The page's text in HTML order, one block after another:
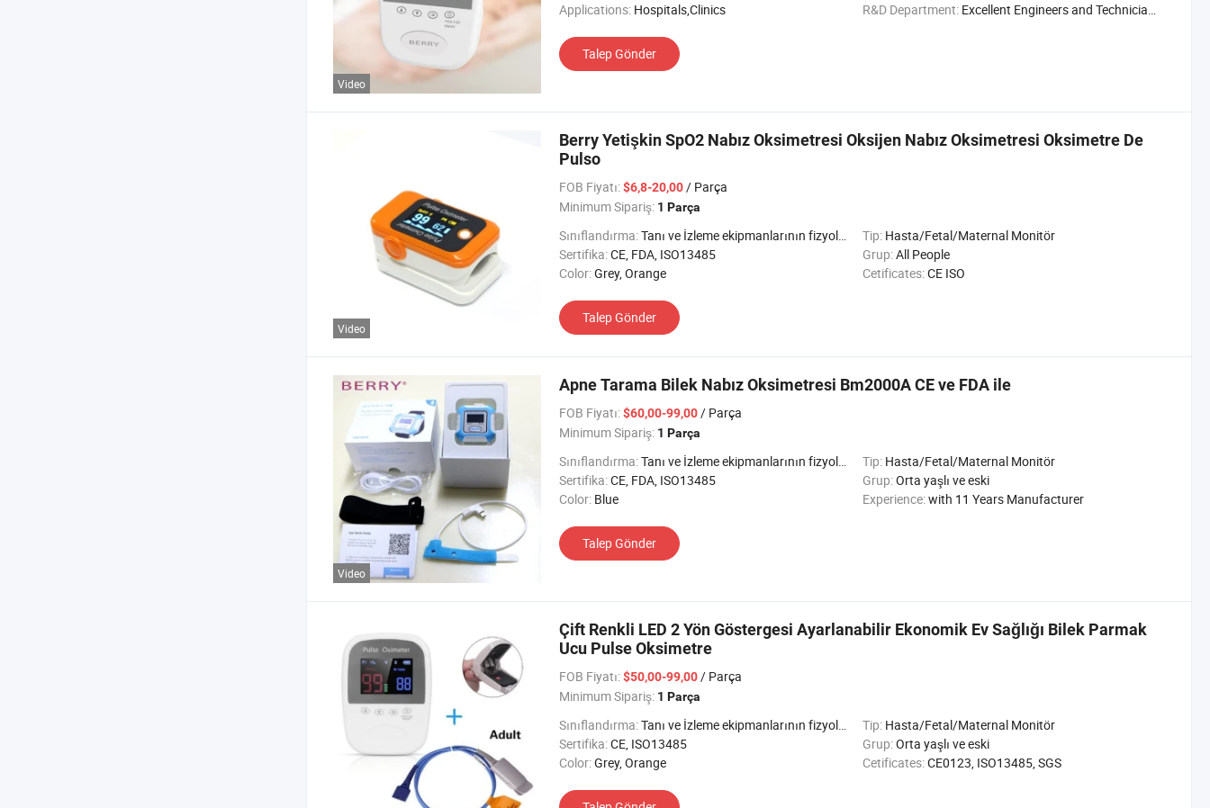
Video
Applications: Hospitals,Clinics R&D Department: Excellent Engineers and Technicians
Talep Gönder
Video
Berry Yetişkin SpO2 Nabız Oksimetresi Oksijen Nabız Oksimetresi Oksimetre De
Pulso
FOB Fiyatı:$6,8-20,00/ Parça
Minimum Sipariş: 1 Parça
Sınıflandırma:Tanı ve İzleme ekipmanlarının fizyolojik İşlevleri Tip: Hasta/Fetal/Maternal Monitör
Sertifika:CE, FDA, ISO13485 Grup:All People
Color:Grey, Orange Cetificates:CE ISO
Talep Gönder
Video
Apne Tarama Bilek Nabız Oksimetresi Bm2000A CE ve FDA ile
FOB Fiyatı:$60,00-99,00/ Parça
Minimum Sipariş: 1 Parça
Sınıflandırma:Tanı ve İzleme ekipmanlarının fizyolojik İşlevleri Tip: Hasta/Fetal/Maternal Monitör
Sertifika:CE, FDA, ISO13485 Grup:Orta yaşlı ve eski
Color: Blue Experience:with 11 Years Manufacturer
Talep Gönder
Çift Renkli LED 2 Yön Göstergesi Ayarlanabilir Ekonomik Ev Sağlığı Bilek Parmak
Ucu Pulse Oksimetre
FOB Fiyatı:$50,00-99,00/ Parça
Minimum Sipariş: 1 Parça
Sınıflandırma:Tanı ve İzleme ekipmanlarının fizyolojik İşlevleri Tip: Hasta/Fetal/Maternal Monitör
Sertifika:CE, ISO13485 Grup:Orta yaşlı ve eski
Color:Grey, Orange Cetificates:CE0123, ISO13485, SGS